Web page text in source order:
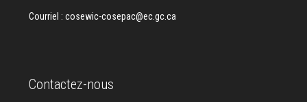
Courriel : cosewic-cosepac@ec.gc.ca
Contactez-nous